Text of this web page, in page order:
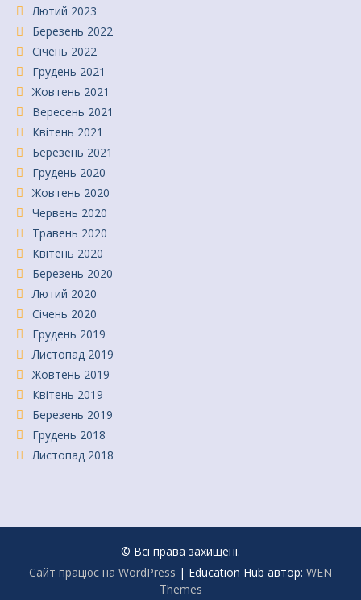
Лютий 2023
Березень 2022
Січень 2022
Грудень 2021
Жовтень 2021
Вересень 2021
Квітень 2021
Березень 2021
Грудень 2020
Жовтень 2020
Червень 2020
Травень 2020
Квітень 2020
Березень 2020
Лютий 2020
Січень 2020
Грудень 2019
Листопад 2019
Жовтень 2019
Квітень 2019
Березень 2019
Грудень 2018
Листопад 2018
© Всі права захищені.
Сайт працює на WordPress | Education Hub автор: WEN
Themes